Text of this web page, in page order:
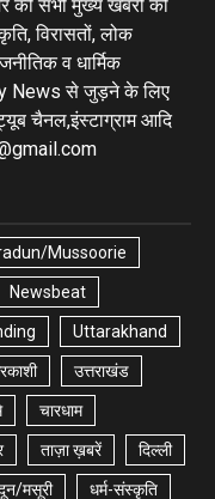
की सभी मुख्य खबरों को
विरासतों, लोक
व धार्मिक
News से जुड़ने के लिए
चैनल,इंस्टाग्राम आदि
Mussoorie
Newsbeat
Uttarakhand
उत्तराखंड
चारधाम
ताज़ा ख़बरें दिल्ली
मसूरी धर्म-संस्कृति